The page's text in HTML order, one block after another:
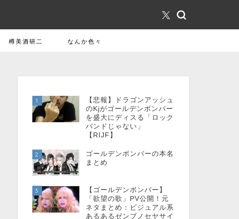
樽美酒研二 なんか色々
1
【悲報】ドラゴンアッシュ
のKjがゴールデンボンバー
を盛大にディスる「ロック
バンドじゃない」
【RIJF】
2
ゴールデンボンバーの本名
まとめ
3
【ゴールデンボンバー】
「欲望の歌」PV公開！元
ネタまとめ：ビジュアル系
あるあるゼンブノセヤサイ